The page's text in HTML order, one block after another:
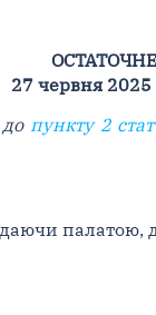
ОСТАТОЧНЕ
27 червня 2025
до пункту 2
палатою,